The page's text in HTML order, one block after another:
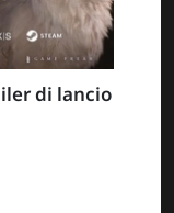
di lancio